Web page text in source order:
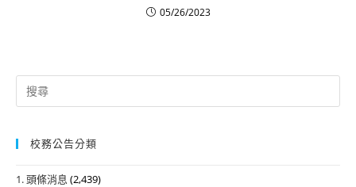
05/26/2023
Search
for:
校務公告分類
1. 頭條消息 (2,439)